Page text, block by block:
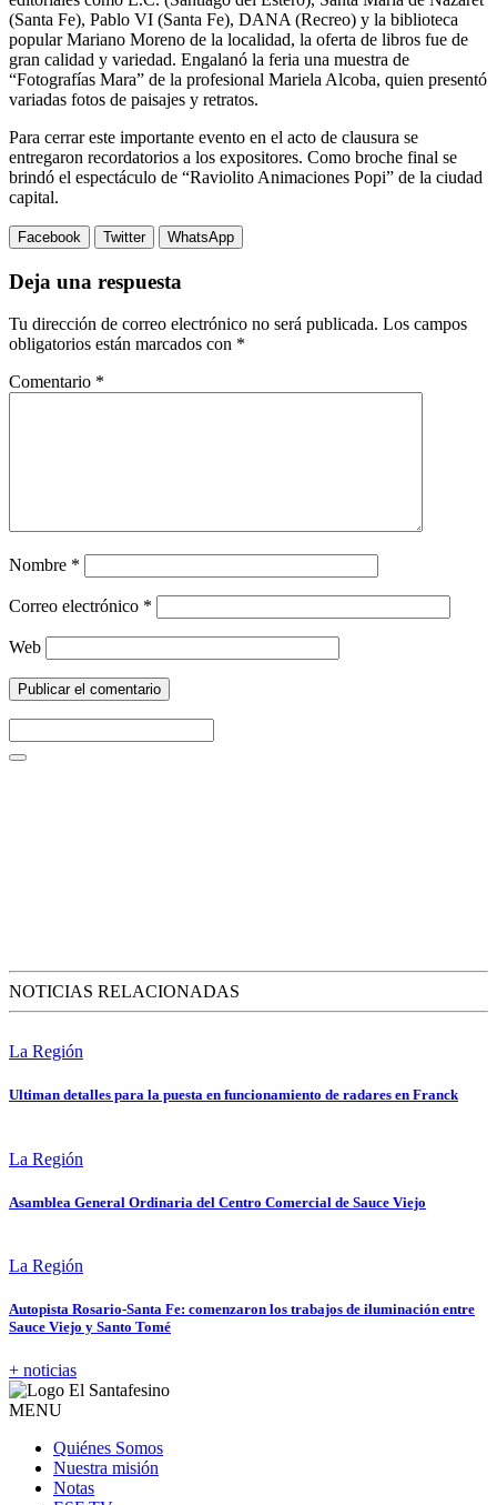
(Santa Fe), Pablo VI (Santa Fe), DANA (Recreo) y la biblioteca
popular Mariano Moreno de la localidad, la oferta de libros fue de
gran calidad y variedad. Engalanó la feria una muestra de
“Fotografías Mara” de la profesional Mariela Alcoba, quien presentó
variadas fotos de paisajes y retratos.
Para cerrar este importante evento en el acto de clausura se
entregaron recordatorios a los expositores. Como broche final se
brindó el espectáculo de “Raviolito Animaciones Popi” de la ciudad
capital.
Facebook Twitter WhatsApp
Deja una respuesta
Tu dirección de correo electrónico no será publicada. Los campos
obligatorios están marcados con *
Comentario *
Nombre *
Correo electrónico *
Web
NOTICIAS RELACIONADAS
La Región
Ultiman detalles para la puesta en funcionamiento de radares en Franck
La Región
Asamblea General Ordinaria del Centro Comercial de Sauce Viejo
La Región
Autopista Rosario-Santa Fe: comenzaron los trabajos de iluminación entre
Sauce Viejo y Santo Tomé
+ noticias
MENU
Quiénes Somos
Nuestra misión
Notas